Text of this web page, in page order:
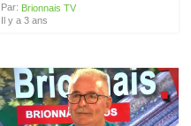
Par: Brionnais TV
Il y a 3 ans